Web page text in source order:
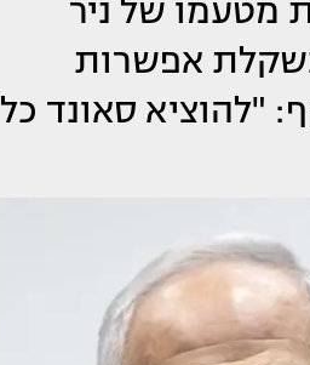
מטעמו של ניר
נשקלת אפשרות
"להוציא סאונד כל